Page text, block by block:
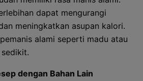
dapat mengurangi
meningkatkan asupan kalori.
alami seperti madu atau
dengan Bahan Lain